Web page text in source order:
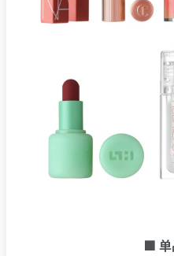
🟩